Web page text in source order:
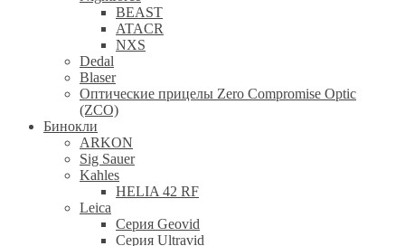
BEAST
ATACR
NXS
Dedal
Blaser
Оптические прицелы Zero Compromise Optic
(ZCO)
Бинокли
ARKON
Sig Sauer
Kahles
HELIA 42 RF
Leica
Серия Geovid
Серия Ultravid